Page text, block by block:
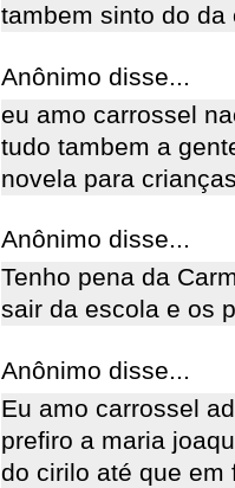
tambem sinto do
Anônimo disse...
eu amo carrossel
tudo tambem a
novela para
Anônimo disse...
Tenho pena da
sair da escola e os
Anônimo disse...
Eu amo carrossel
prefiro a maria
do cirilo até que em